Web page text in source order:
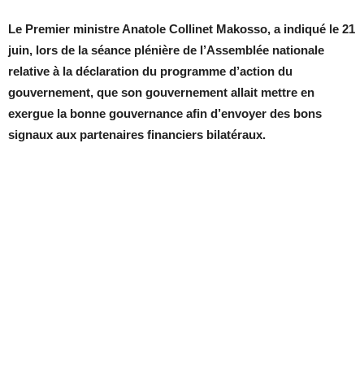
Le Premier ministre Anatole Collinet Makosso, a indiqué le 21
juin, lors de la séance plénière de l’Assemblée nationale
relative à la déclaration du programme d’action du
gouvernement, que son gouvernement allait mettre en
exergue la bonne gouvernance afin d’envoyer des bons
signaux aux partenaires financiers bilatéraux.